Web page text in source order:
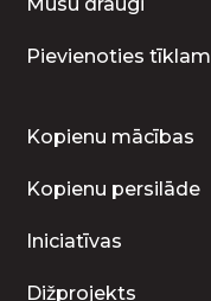
Pievienoties tīklam
Kopienu mācības
Kopienu persilāde
Iniciatīvas
Dižprojekts